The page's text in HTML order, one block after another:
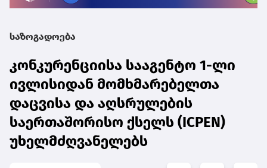
საზოგადოება
კონკურენციისა სააგენტო 1-ლი
ივლისიდან მომხმარებელთა
დაცვისა და აღსრულების
საერთაშორისო ქსელს (ICPEN)
უხელმძღვანელებს